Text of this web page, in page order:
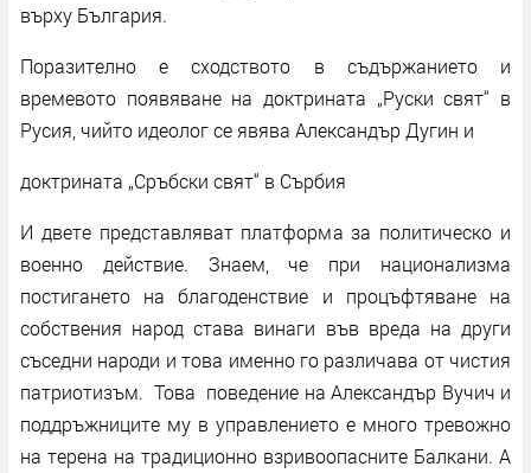
върху България.
Поразително е сходството в съдържанието и
времевото появяване на доктрината „Руски свят“ в
Русия, чийто идеолог се явява Александър Дугин и
доктрината „Сръбски свят“ в Сърбия
И двете представляват платформа за политическо и
военно действие. Знаем, че при национализма
постигането на благоденствие и процъфтяване на
собствения народ става винаги във вреда на други
съседни народи и това именно го различава от чистия
патриотизъм. Това поведение на Александър Вучич и
поддръжниците му в управлението е много тревожно
на терена на традиционно взривоопасните Балкани. А